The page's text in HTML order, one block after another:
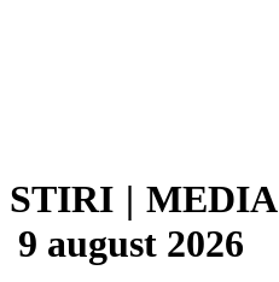
STIRI | MEDIA
9 august 2026